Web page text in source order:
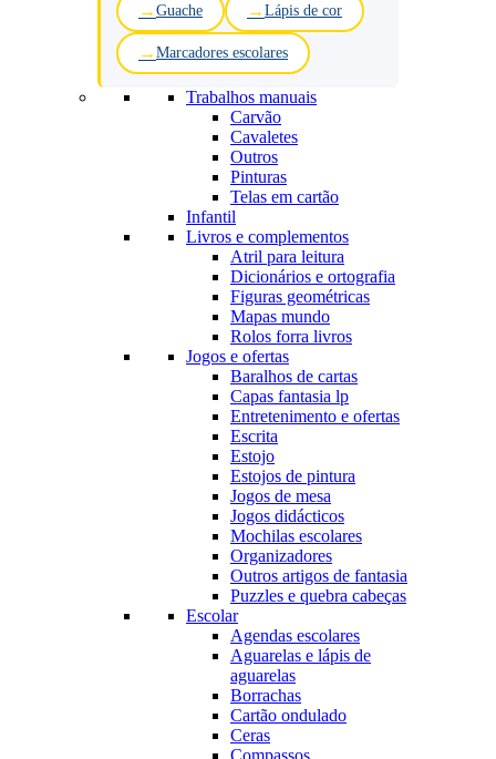
Guache Lápis de cor
Marcadores escolares
Trabalhos manuais
Carvão
Cavaletes
Outros
Pinturas
Telas em cartão
Infantil
Livros e complementos
Atril para leitura
Dicionários e ortografia
Figuras geométricas
Mapas mundo
Rolos forra livros
Jogos e ofertas
Baralhos de cartas
Capas fantasia lp
Entretenimento e ofertas
Escrita
Estojo
Estojos de pintura
Jogos de mesa
Jogos didácticos
Mochilas escolares
Organizadores
Outros artigos de fantasia
Puzzles e quebra cabeças
Escolar
Agendas escolares
Aguarelas e lápis de
aguarelas
Borrachas
Cartão ondulado
Ceras
Compassos